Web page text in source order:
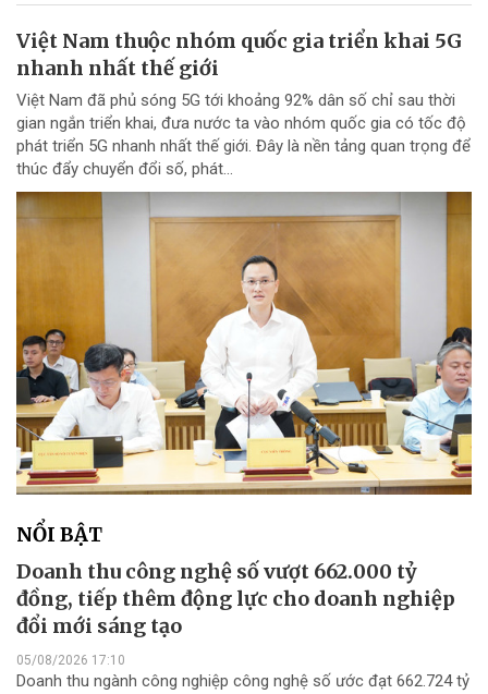
Việt Nam thuộc nhóm quốc gia triển khai 5G
nhanh nhất thế giới
Việt Nam đã phủ sóng 5G tới khoảng 92% dân số chỉ sau thời
gian ngắn triển khai, đưa nước ta vào nhóm quốc gia có tốc độ
phát triển 5G nhanh nhất thế giới. Đây là nền tảng quan trọng để
thúc đẩy chuyển đổi số, phát...
NỔI BẬT
Doanh thu công nghệ số vượt 662.000 tỷ
đồng, tiếp thêm động lực cho doanh nghiệp
đổi mới sáng tạo
05/08/2026 17:10
Doanh thu ngành công nghiệp công nghệ số ước đạt 662.724 tỷ